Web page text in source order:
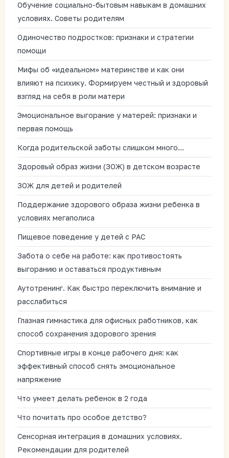
Обучение социально-бытовым навыкам в домашних
условиях. Советы родителям
Одиночество подростков: признаки и стратегии
помощи
Мифы об «идеальном» материнстве и как они
влияют на психику. Формируем честный и здоровый
взгляд на себя в роли матери
Эмоциональное выгорание у матерей: признаки и
первая помощь
Когда родительской заботы слишком много…
Здоровый образ жизни (ЗОЖ) в детском возрасте
ЗОЖ для детей и родителей
Поддержание здорового образа жизни ребенка в
условиях мегаполиса
Пищевое поведение у детей с РАС
Забота о себе на работе: как противостоять
выгоранию и оставаться продуктивным
Аутотренинг. Как быстро переключить внимание и
расслабиться
Глазная гимнастика для офисных работников, как
способ сохранения здорового зрения
Спортивные игры в конце рабочего дня: как
эффективный способ снять эмоциональное
напряжение
Что умеет делать ребенок в 2 года
Что почитать про особое детство?
Сенсорная интеграция в домашних условиях.
Рекомендации для родителей